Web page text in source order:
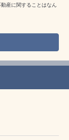
産に関することはなん